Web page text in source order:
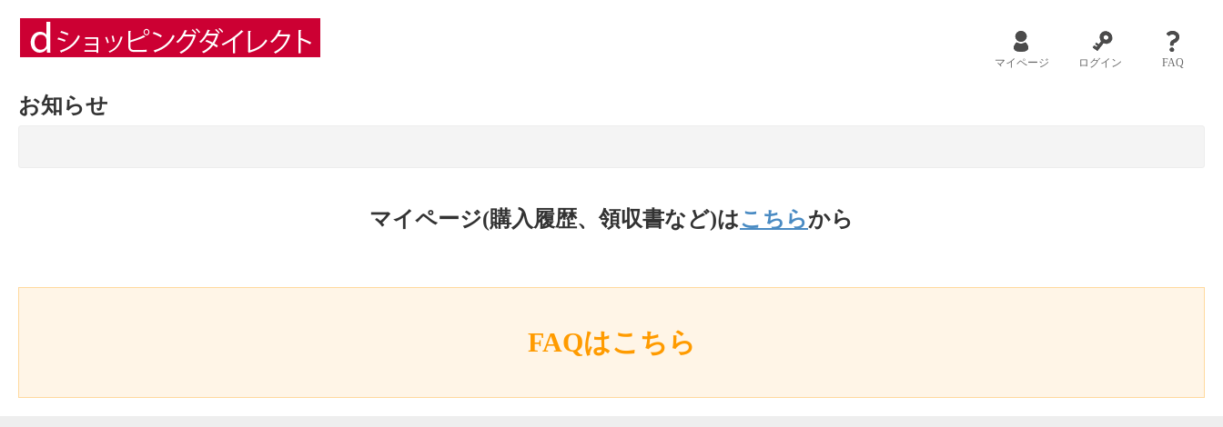
マイページ ログイン FAQ
お知らせ
マイページ(購入履歴、領収書など)はこちらから
FAQはこちら